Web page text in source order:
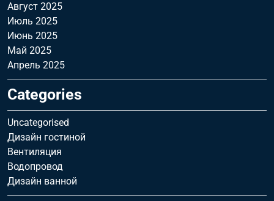
Август 2025
Июль 2025
Июнь 2025
Май 2025
Апрель 2025
Categories
Uncategorised
Дизайн гостиной
Вентиляция
Водопровод
Дизайн ванной